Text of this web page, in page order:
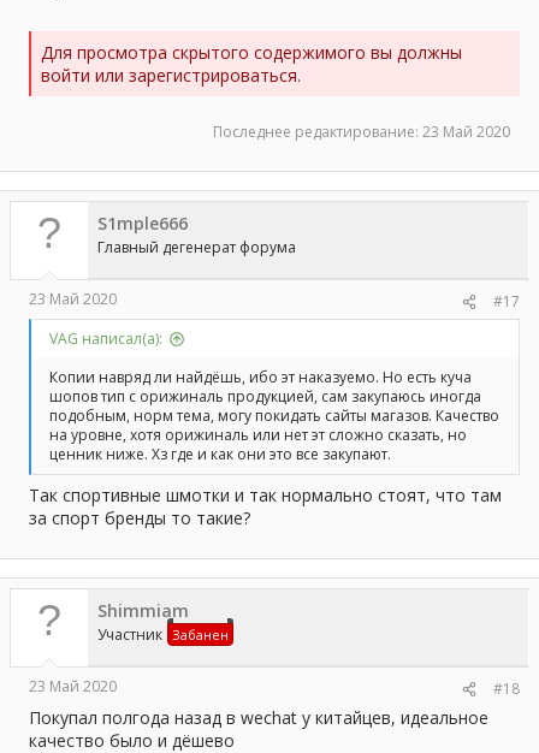
Для просмотра скрытого содержимого вы должны
войти или зарегистрироваться.
Последнее редактирование: 23 Май 2020
S1mple666
Главный дегенерат форума
23 Май 2020
#17
VAG написал(а):
Копии навряд ли найдёшь, ибо эт наказуемо. Но есть куча
шопов тип с орижиналь продукцией, сам закупаюсь иногда
подобным, норм тема, могу покидать сайты магазов. Качество
на уровне, хотя орижиналь или нет эт сложно сказать, но
ценник ниже. Хз где и как они это все закупают.
Так спортивные шмотки и так нормально стоят, что там
за спорт бренды то такие?
Shimmiam
Участник Забанен
23 Май 2020 #18
Покупал полгода назад в wechat у китайцев, идеальное
качество было и дёшево